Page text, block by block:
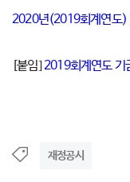
2020년(2019회계연도)
[붙임]2019회계연도 기
재정공시